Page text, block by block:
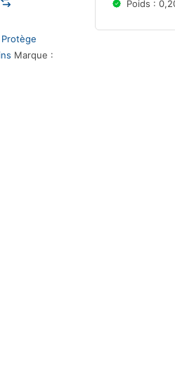
Protège
Marque :
Poids :